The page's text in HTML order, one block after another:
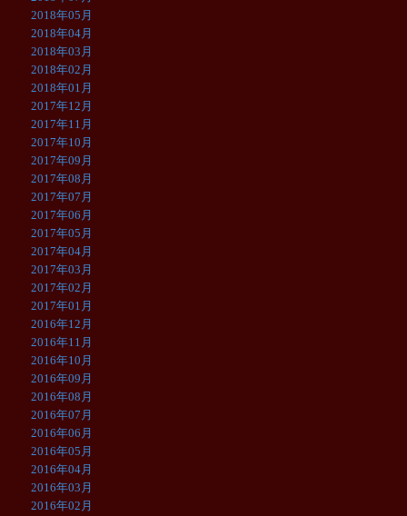
2018年05月
2018年04月
2018年03月
2018年02月
2018年01月
2017年12月
2017年11月
2017年10月
2017年09月
2017年08月
2017年07月
2017年06月
2017年05月
2017年04月
2017年03月
2017年02月
2017年01月
2016年12月
2016年11月
2016年10月
2016年09月
2016年08月
2016年07月
2016年06月
2016年05月
2016年04月
2016年03月
2016年02月